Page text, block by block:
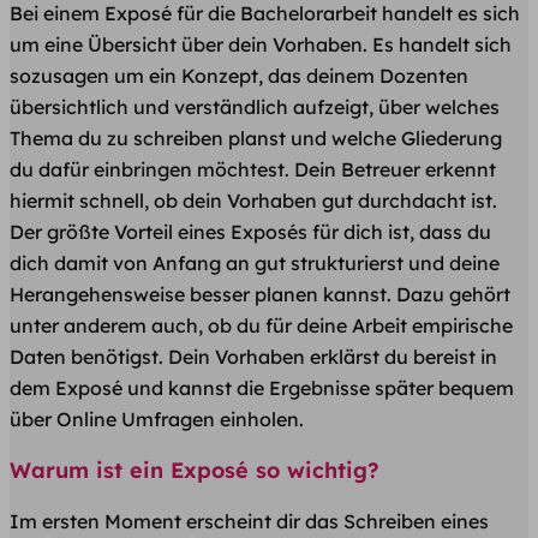
Bei einem Exposé für die Bachelorarbeit handelt es sich
um eine Übersicht über dein Vorhaben. Es handelt sich
sozusagen um ein Konzept, das deinem Dozenten
übersichtlich und verständlich aufzeigt, über welches
Thema du zu schreiben planst und welche Gliederung
du dafür einbringen möchtest. Dein Betreuer erkennt
hiermit schnell, ob dein Vorhaben gut durchdacht ist.
Der größte Vorteil eines Exposés für dich ist, dass du
dich damit von Anfang an gut strukturierst und deine
Herangehensweise besser planen kannst. Dazu gehört
unter anderem auch, ob du für deine Arbeit empirische
Daten benötigst. Dein Vorhaben erklärst du bereist in
dem Exposé und kannst die Ergebnisse später bequem
über Online Umfragen einholen.
Warum ist ein Exposé so wichtig?
Im ersten Moment erscheint dir das Schreiben eines